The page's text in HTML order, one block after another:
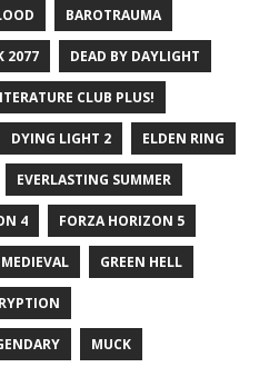
BAROTRAUMA
2077 DEAD BY DAYLIGHT
CLUB PLUS!
DYING LIGHT 2 ELDEN RING
EVERLASTING SUMMER
4 FORZA HORIZON 5
GREEN HELL
MUCK